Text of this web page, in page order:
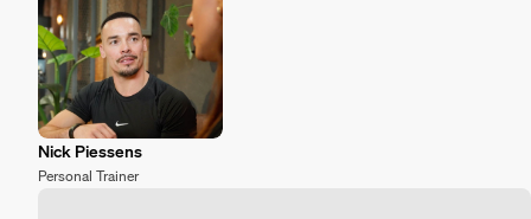
Nick Piessens
Personal Trainer